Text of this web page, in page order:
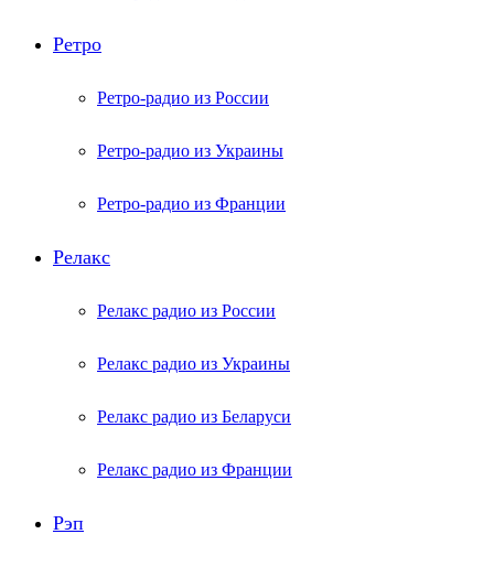
Ретро
Ретро-радио из России
Ретро-радио из Украины
Ретро-радио из Франции
Релакс
Релакс радио из России
Релакс радио из Украины
Релакс радио из Беларуси
Релакс радио из Франции
Рэп